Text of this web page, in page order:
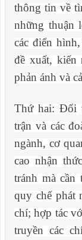
thông tin về
những thuận
các điển
đề xuất, kiến
phản ánh và
Thứ hai: Đối
trận và các
ngành, cơ
cao nhận
tránh mà cần
quy chế phát
chí; hợp tác
truyền các